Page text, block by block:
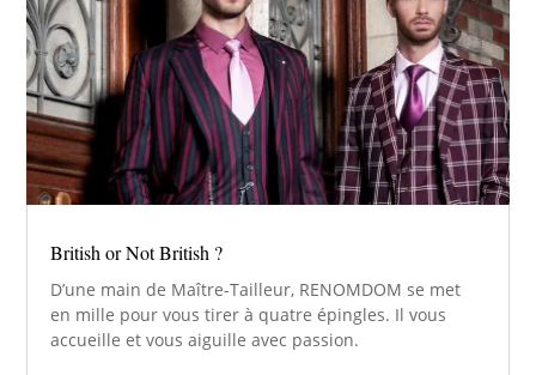
British or Not British ?
D’une main de Maître-Tailleur, RENOMDOM se met
en mille pour vous tirer à quatre épingles. Il vous
accueille et vous aiguille avec passion.